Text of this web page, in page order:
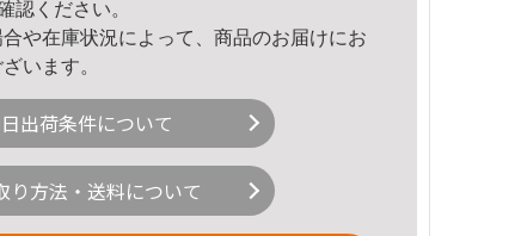
認ください。
や在庫状況によって、商品のお届けにお
います。
出荷条件について
り方法・送料について